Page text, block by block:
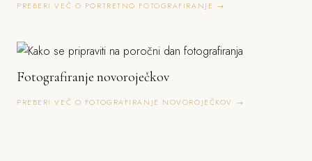
PREBERI VEČ O PORTRETNO FOTOGRAFIRANJE →
Fotografiranje novoroječkov
PREBERI VEČ O FOTOGRAFIRANJE NOVOROJEČKOV →